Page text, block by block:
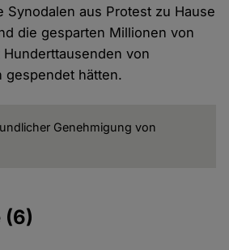
Synodalen aus Protest zu Hause
die gesparten Millionen von
von
gespendet hätten.
Genehmigung von
(6)